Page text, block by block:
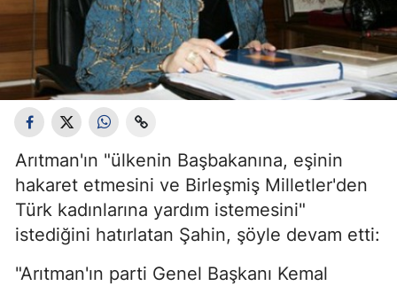
Arıtman'ın "ülkenin Başbakanına, eşinin
hakaret etmesini ve Birleşmiş Milletler'den
Türk kadınlarına yardım istemesini"
istediğini hatırlatan Şahin, şöyle devam etti:
"Arıtman'ın parti Genel Başkanı Kemal